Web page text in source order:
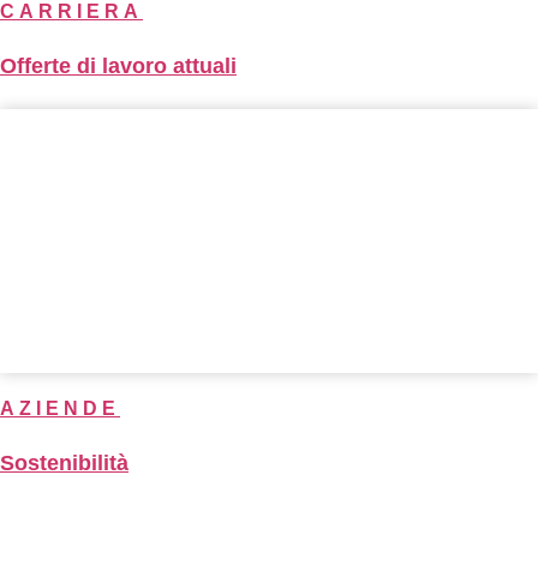
CARRIERA
Offerte di lavoro attuali
AZIENDE
Sostenibilità